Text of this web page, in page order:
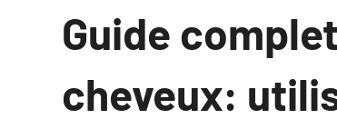
Guide
cheveux: